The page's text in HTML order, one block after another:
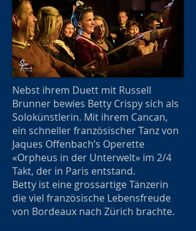
Nebst ihrem Duett mit Russell
Brunner bewies Betty Crispy sich als
Solokünstlerin. Mit ihrem Cancan,
ein schneller französischer Tanz von
Jaques Offenbach’s Operette
«Orpheus in der Unterwelt» im 2/4
Takt, der in Paris entstand.
Betty ist eine grossartige Tänzerin
die viel französische Lebensfreude
von Bordeaux nach Zürich brachte.